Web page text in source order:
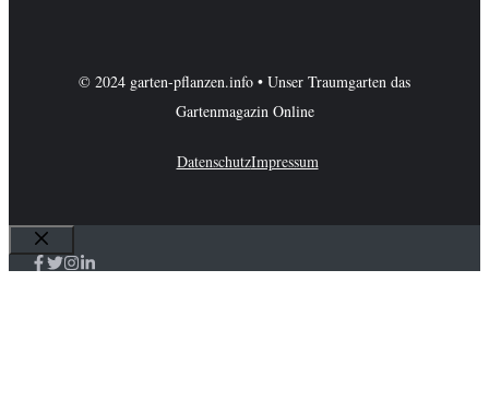
© 2024 garten-pflanzen.info • Unser Traumgarten das
Gartenmagazin Online
DatenschutzImpressum
Schließen